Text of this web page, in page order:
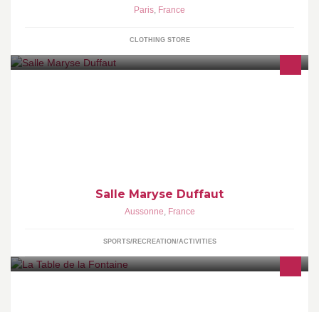
Paris, France
CLOTHING STORE
Salle Maryse Duffaut
Aussonne, France
SPORTS/RECREATION/ACTIVITIES